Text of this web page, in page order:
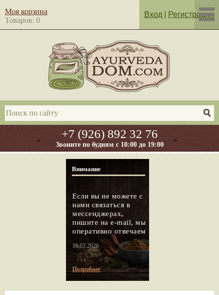
+7 (926) 892 32 76
Звоните по будням с 10:00 до 19:00
Моя корзина
Товаров: 0
Вход Регистрация
Внимание
Если вы не можете с
нами связаться в
мессенджерах,
пишите на e-mail, мы
оперативно отвечаем
16.03.2026
Подробнее